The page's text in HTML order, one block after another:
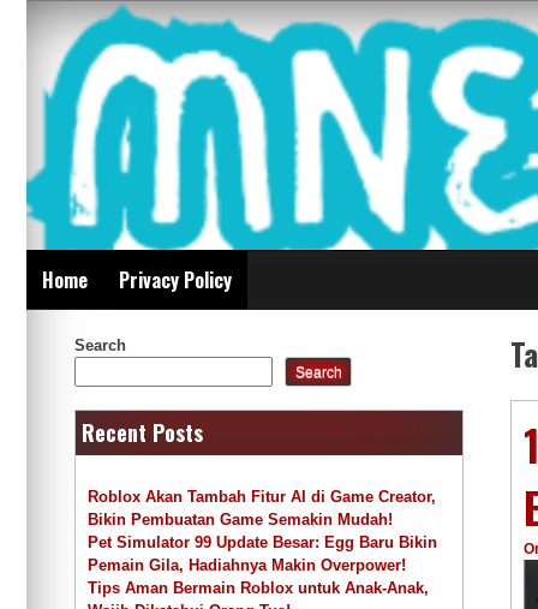
content
Mnepalghopa
Indonesia
Home Privacy Policy
Search
Search
Recent Posts
Roblox Akan Tambah Fitur AI di Game Creator,
Bikin Pembuatan Game Semakin Mudah!
Pet Simulator 99 Update Besar: Egg Baru Bikin
Pemain Gila, Hadiahnya Makin Overpower!
Tips Aman Bermain Roblox untuk Anak-Anak,